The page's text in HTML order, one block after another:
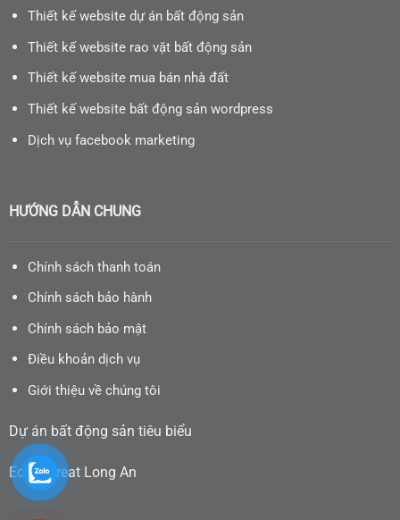
Thiết kế website dự án bất động sản
Thiết kế website rao vặt bất động sản
Thiết kế website mua bán nhà đất
Thiết kế website bất động sản wordpress
Dịch vụ facebook marketing
HƯỚNG DẪN CHUNG
Chính sách thanh toán
Chính sách bảo hành
Chính sách bảo mật
Điều khoản dịch vụ
Giới thiệu về chúng tôi
Dự án bất động sản tiêu biểu
Eco Retreat Long An